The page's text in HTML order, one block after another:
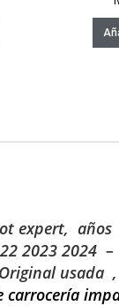
expert, años
2023 2024
usada ,
carrocería